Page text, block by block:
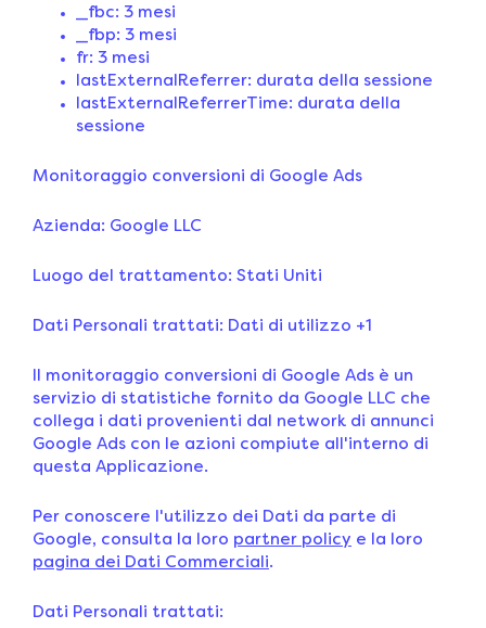
_fbc: 3 mesi
_fbp: 3 mesi
fr: 3 mesi
lastExternalReferrer: durata della sessione
lastExternalReferrerTime: durata della
sessione
Monitoraggio conversioni di Google Ads
Azienda: Google LLC
Luogo del trattamento: Stati Uniti
Dati Personali trattati: Dati di utilizzo +1
Il monitoraggio conversioni di Google Ads è un
servizio di statistiche fornito da Google LLC che
collega i dati provenienti dal network di annunci
Google Ads con le azioni compiute all'interno di
questa Applicazione.
Per conoscere l'utilizzo dei Dati da parte di
Google, consulta la loro partner policy e la loro
pagina dei Dati Commerciali.
Dati Personali trattati: